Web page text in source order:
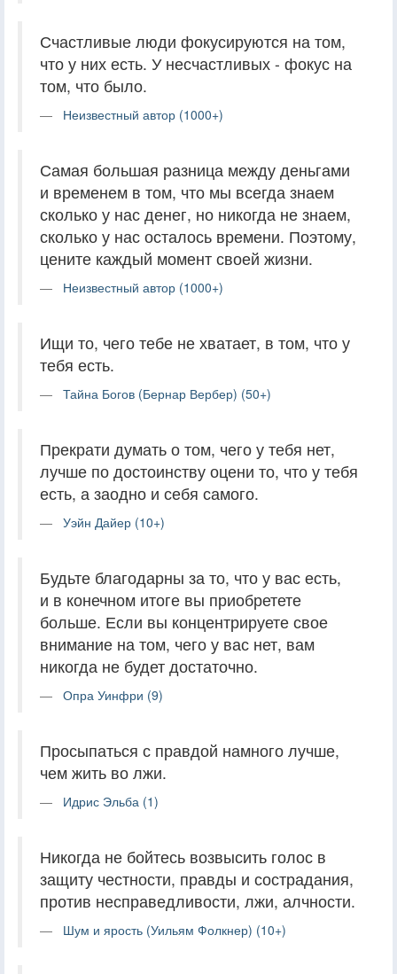
Счастливые люди фокусируются на том,
что у них есть. У несчастливых - фокус на
том, что было.
Неизвестный автор (1000+)
Самая большая разница между деньгами
и временем в том, что мы всегда знаем
сколько у нас денег, но никогда не знаем,
сколько у нас осталось времени. Поэтому,
цените каждый момент своей жизни.
Неизвестный автор (1000+)
Ищи то, чего тебе не хватает, в том, что у
тебя есть.
Тайна Богов (Бернар Вербер) (50+)
Прекрати думать о том, чего у тебя нет,
лучше по достоинству оцени то, что у тебя
есть, а заодно и себя самого.
Уэйн Дайер (10+)
Будьте благодарны за то, что у вас есть,
и в конечном итоге вы приобретете
больше. Если вы концентрируете свое
внимание на том, чего у вас нет, вам
никогда не будет достаточно.
Опра Уинфри (9)
Просыпаться с правдой намного лучше,
чем жить во лжи.
Идрис Эльба (1)
Никогда не бойтесь возвысить голос в
защиту честности, правды и сострадания,
против несправедливости, лжи, алчности.
Шум и ярость (Уильям Фолкнер) (10+)